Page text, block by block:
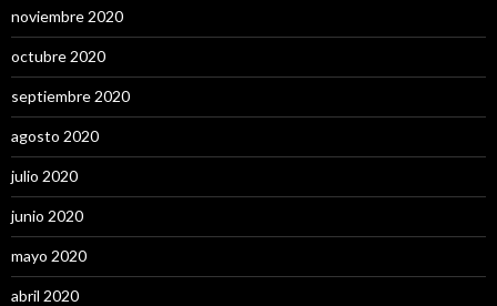
noviembre 2020
octubre 2020
septiembre 2020
agosto 2020
julio 2020
junio 2020
mayo 2020
abril 2020